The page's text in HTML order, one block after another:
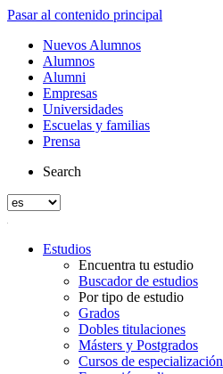
Pasar al contenido principal
Nuevos Alumnos
Alumnos
Alumni
Empresas
Universidades
Escuelas y familias
Prensa
Search
Estudios
Encuentra tu estudio
Buscador de estudios
Por tipo de estudio
Grados
Dobles titulaciones
Másters y Postgrados
Cursos de especialización